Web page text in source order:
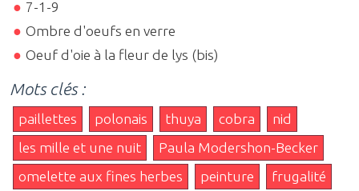
7-1-9
Ombre d'oeufs en verre
Oeuf d'oie à la fleur de lys (bis)
Mots clés :
paillettes polonais thuya cobra
nid
les mille et une nuit
Paula Modershon-Becker
omelette aux fines herbes
peinture
frugalité